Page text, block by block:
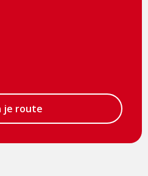
je route